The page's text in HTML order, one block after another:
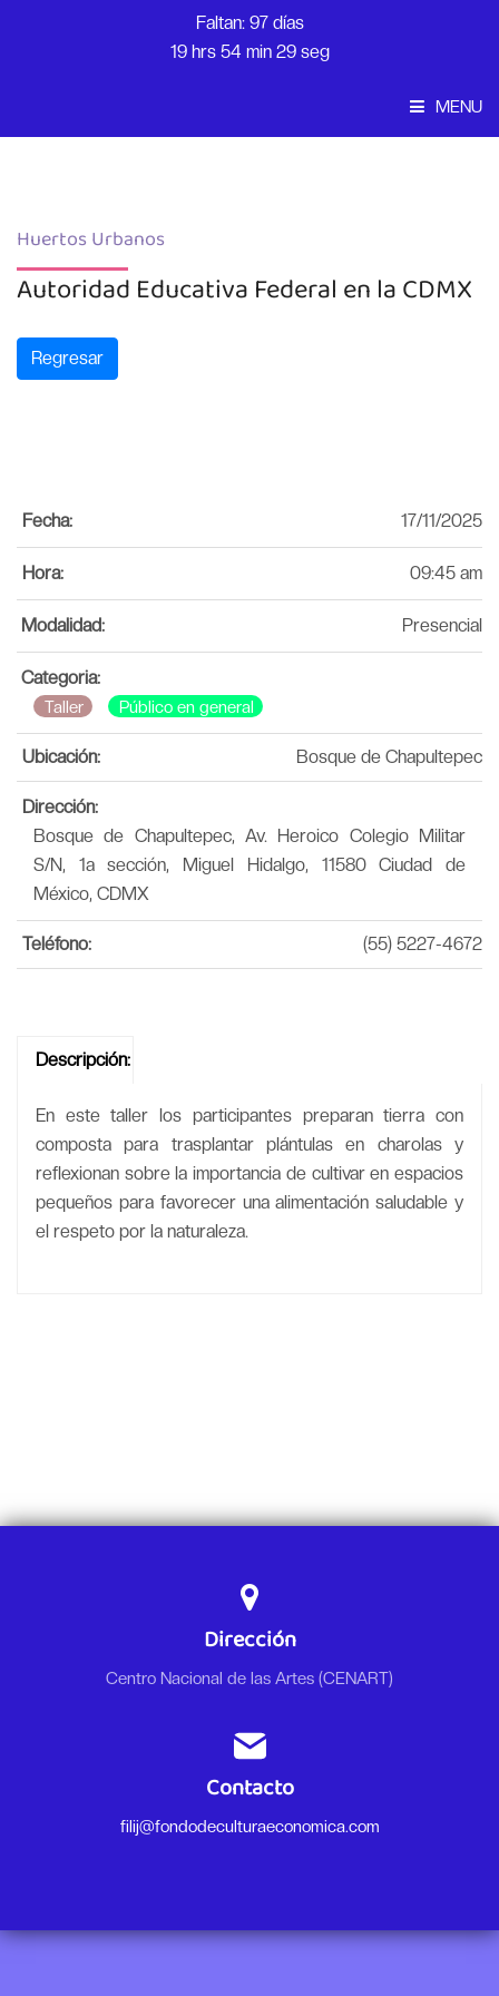
Faltan: 97 días
19 hrs 54 min 29 seg
MENU
Inicio
Huertos Urbanos
Autoridad Educativa Federal en la CDMX
Regresar
Fecha: 17/11/2025
Hora: 09:45 am
Modalidad: Presencial
Categoria:
Taller Público en general
Ubicación: Bosque de Chapultepec
Dirección:
Bosque de Chapultepec, Av. Heroico Colegio Militar
S/N, 1a sección, Miguel Hidalgo, 11580 Ciudad de
México, CDMX
Teléfono: (55) 5227-4672
Descripción:
En este taller los participantes preparan tierra con
composta para trasplantar plántulas en charolas y
reflexionan sobre la importancia de cultivar en espacios
pequeños para favorecer una alimentación saludable y
el respeto por la naturaleza.
Dirección
Centro Nacional de las Artes (CENART)
Contacto
filij@fondodeculturaeconomica.com